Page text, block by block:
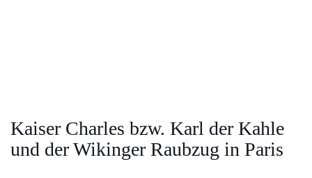
Kaiser Charles bzw. Karl der Kahle
und der Wikinger Raubzug in Paris